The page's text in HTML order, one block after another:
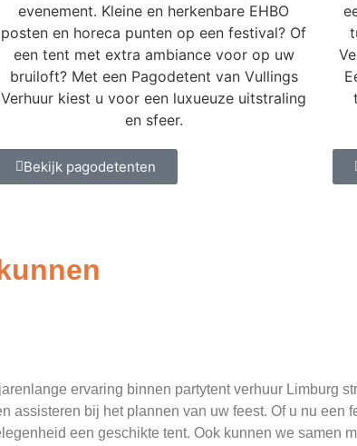
evenement. Kleine en herkenbare EHBO
posten en horeca punten op een festival? Of
een tent met extra ambiance voor op uw
bruiloft? Met een Pagodetent van Vullings
Verhuur kiest u voor een luxueuze uitstraling
en sfeer.
Bekijk pagodetenten
ervaring binnen partytent verhuur Limburg
assisteren bij het plannen van uw feest. Of u nu een
een geschikte tent. Ook kunnen we samen